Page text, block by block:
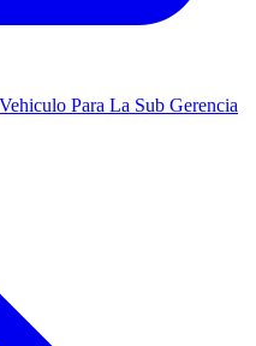
Para La Sub Gerencia